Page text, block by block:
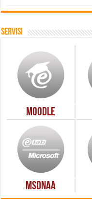
Servisi
Moodle
MSDNAA